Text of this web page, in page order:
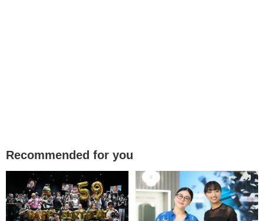
Recommended for you